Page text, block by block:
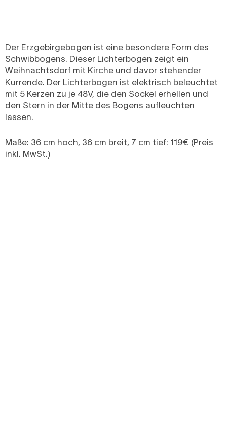
Der Erzgebirgebogen ist eine besondere Form des
Schwibbogens. Dieser Lichterbogen zeigt ein
Weihnachtsdorf mit Kirche und davor stehender
Kurrende. Der Lichterbogen ist elektrisch beleuchtet
mit 5 Kerzen zu je 48V, die den Sockel erhellen und
den Stern in der Mitte des Bogens aufleuchten
lassen.
Maße: 36 cm hoch, 36 cm breit, 7 cm tief: 119€ (Preis
inkl. MwSt.)